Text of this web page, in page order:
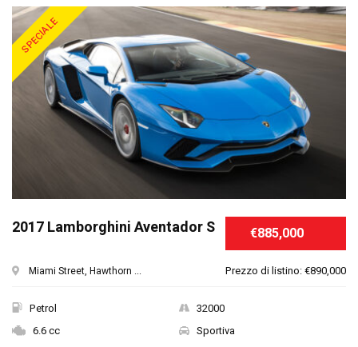
SPECIALE
€885,000
Prezzo di listino: €890,000
2017 Lamborghini Aventador S
Miami Street, Hawthorn ...
Petrol
32000
6.6 cc
Sportiva